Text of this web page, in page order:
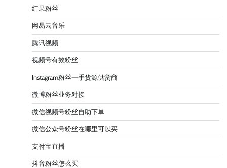
红果粉丝
网易云音乐
腾讯视频
视频号有效粉丝
Instagram粉丝一手货源供货商
微博粉丝业务对接
微信视频号粉丝自助下单
微信公众号粉丝在哪里可以买
支付宝直播
抖音粉丝怎么买